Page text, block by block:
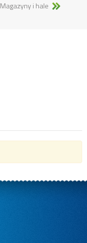
Magazyny i hale